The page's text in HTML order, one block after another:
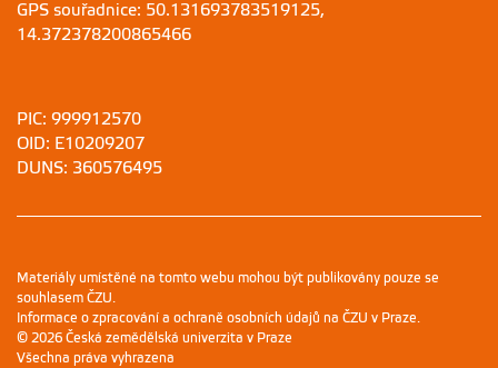
GPS souřadnice: 50.131693783519125,
14.372378200865466
PIC: 999912570
OID: E10209207
DUNS: 360576495
Materiály umístěné na tomto webu mohou být publikovány pouze se
souhlasem ČZU.
Informace o zpracování a ochraně osobních údajů na ČZU v Praze.
© 2026 Česká zemědělská univerzita v Praze
Všechna práva vyhrazena